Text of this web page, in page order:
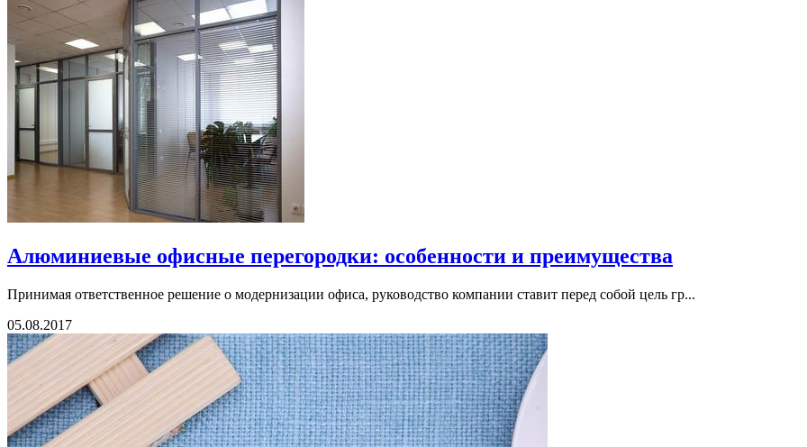
Алюминиевые офисные перегородки: особенности и преимущества
Принимая ответственное решение о модернизации офиса, руководство компании ставит перед собой цель гр...
05.08.2017